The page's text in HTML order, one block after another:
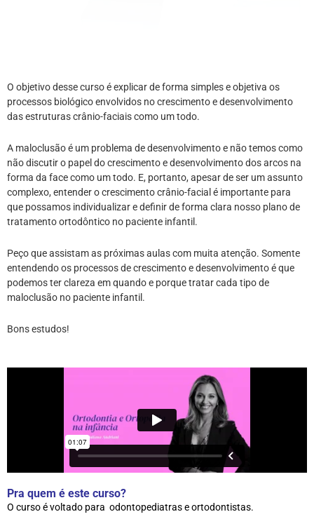
O objetivo desse curso é explicar de forma simples e objetiva os
processos biológico envolvidos no crescimento e desenvolvimento
das estruturas crânio-faciais como um todo.
A maloclusão é um problema de desenvolvimento e não temos como
não discutir o papel do crescimento e desenvolvimento dos arcos na
forma da face como um todo. E, portanto, apesar de ser um assunto
complexo, entender o crescimento crânio-facial é importante para
que possamos individualizar e definir de forma clara nosso plano de
tratamento ortodôntico no paciente infantil.
Peço que assistam as próximas aulas com muita atenção. Somente
entendendo os processos de crescimento e desenvolvimento é que
podemos ter clareza em quando e porque tratar cada tipo de
maloclusão no paciente infantil.
Bons estudos!
Pra quem é este curso?
O curso é voltado para odontopediatras e ortodontistas.